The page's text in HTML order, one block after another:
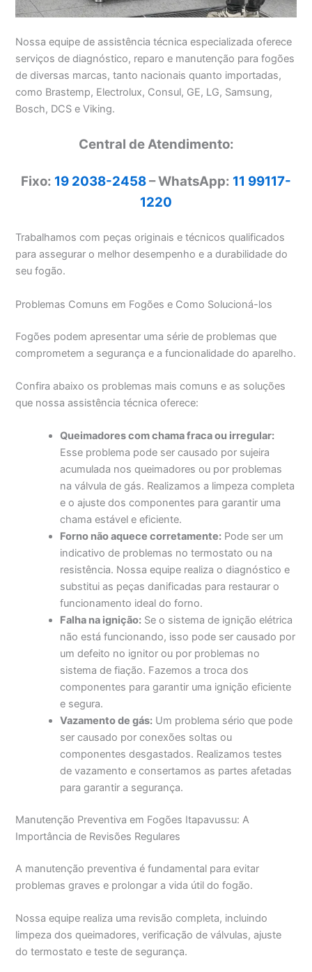
Nossa equipe de assistência técnica especializada oferece
serviços de diagnóstico, reparo e manutenção para fogões
de diversas marcas, tanto nacionais quanto importadas,
como Brastemp, Electrolux, Consul, GE, LG, Samsung,
Bosch, DCS e Viking.
Central de Atendimento:
Fixo: 19 2038-2458– WhatsApp: 11 99117-
1220
Trabalhamos com peças originais e técnicos qualificados
para assegurar o melhor desempenho e a durabilidade do
seu fogão.
Problemas Comuns em Fogões e Como Solucioná-los
Fogões podem apresentar uma série de problemas que
comprometem a segurança e a funcionalidade do aparelho.
Confira abaixo os problemas mais comuns e as soluções
que nossa assistência técnica oferece:
Queimadores com chama fraca ou irregular:
Esse problema pode ser causado por sujeira
acumulada nos queimadores ou por problemas
na válvula de gás. Realizamos a limpeza completa
e o ajuste dos componentes para garantir uma
chama estável e eficiente.
Forno não aquece corretamente: Pode ser um
indicativo de problemas no termostato ou na
resistência. Nossa equipe realiza o diagnóstico e
substitui as peças danificadas para restaurar o
funcionamento ideal do forno.
Falha na ignição: Se o sistema de ignição elétrica
não está funcionando, isso pode ser causado por
um defeito no ignitor ou por problemas no
sistema de fiação. Fazemos a troca dos
componentes para garantir uma ignição eficiente
e segura.
Vazamento de gás: Um problema sério que pode
ser causado por conexões soltas ou
componentes desgastados. Realizamos testes
de vazamento e consertamos as partes afetadas
para garantir a segurança.
Manutenção Preventiva em Fogões Itapavussu: A
Importância de Revisões Regulares
A manutenção preventiva é fundamental para evitar
problemas graves e prolongar a vida útil do fogão.
Nossa equipe realiza uma revisão completa, incluindo
limpeza dos queimadores, verificação de válvulas, ajuste
do termostato e teste de segurança.